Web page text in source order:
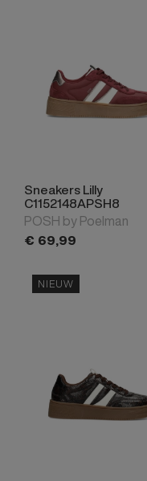
Sneakers Lilly
C1152148APSH8
POSH by Poelman
€ 69,99
NIEUW